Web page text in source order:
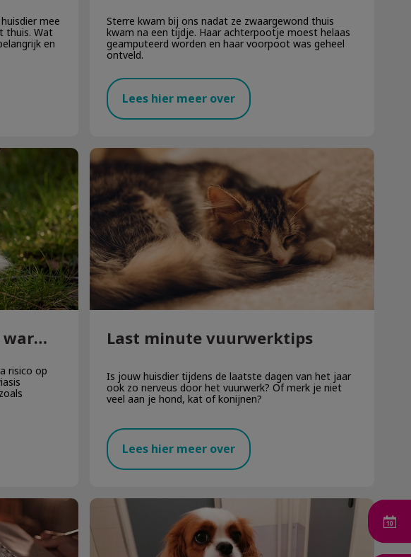
mee
thuis. Wat
en
Sterre kwam bij ons nadat ze zwaargewond thuis
kwam na een tijdje. Haar achterpootje moest helaas
geamputeerd worden en haar voorpoot was geheel
ontveld.
Lees hier meer over
Bescherm je konijn voor warmere dagen
risico op
Last minute vuurwerktips
Last minute vuurwerktips
Is jouw huisdier tijdens de laatste dagen van het jaar
ook zo nerveus door het vuurwerk? Of merk je niet
veel aan je hond, kat of konijnen?
Lees hier meer over
Patiënt van de maand!